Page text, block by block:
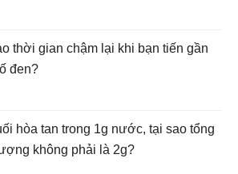
thời gian chậm lại khi bạn tiến gần
đen?
hòa tan trong 1g nước, tại sao tổng
không phải là 2g?